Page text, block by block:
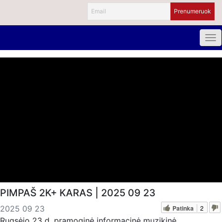
PIMPAŠ 2K+ KARAS | 2025 09 23
2025 09 23 Patinka 2